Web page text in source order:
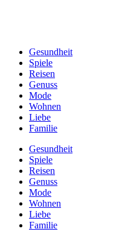
Gesundheit
Spiele
Reisen
Genuss
Mode
Wohnen
Liebe
Familie
Gesundheit
Spiele
Reisen
Genuss
Mode
Wohnen
Liebe
Familie